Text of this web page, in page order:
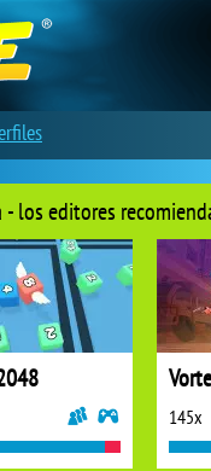
los editores
145x